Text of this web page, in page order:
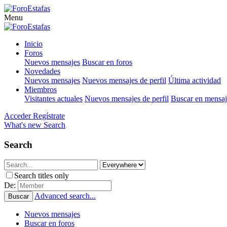
Menu
Inicio
Foros
Nuevos mensajes Buscar en foros
Novedades
Nuevos mensajes Nuevos mensajes de perfil Última actividad
Miembros
Visitantes actuales Nuevos mensajes de perfil Buscar en
Acceder Regístrate
What's new Search
Search
Search titles only
De:
Buscar Advanced search...
Nuevos mensajes
Buscar en foros